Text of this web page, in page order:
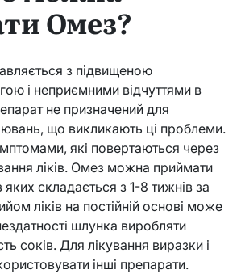
Омез?
з підвищеною
і неприємними відчуттями в
не призначений для
що викликають ці проблеми.
які повертаються через
ліків. Омез можна приймати
складається з 1-8 тижнів за
ліків на постійній основі може
шлунка виробляти
соків. Для лікування виразки і
інші препарати.